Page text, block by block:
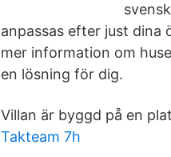
anpassas efter just dina
mer information om
en lösning för dig.
Villan är byggd på en
Takteam 7h